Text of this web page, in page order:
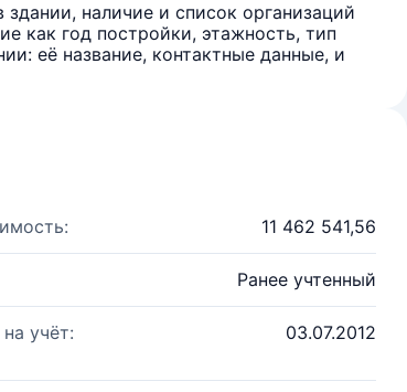
наличие и список организаций
как год постройки, этажность, тип
её название, контактные данные, и
11 462 541,56
Ранее учтенный
учёт: 03.07.2012